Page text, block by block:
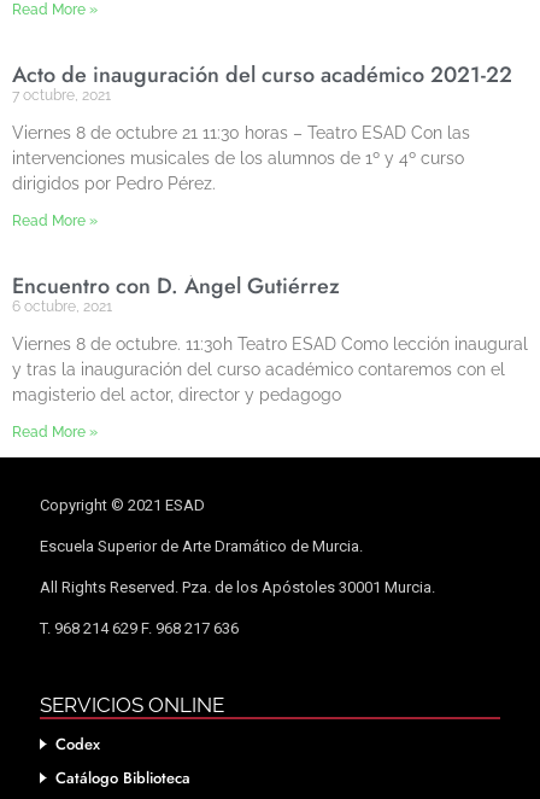
Read More »
Acto de inauguración del curso académico 2021-22
7 octubre, 2021
Viernes 8 de octubre 21 11:30 horas – Teatro ESAD Con las
intervenciones musicales de los alumnos de 1º y 4º curso
dirigidos por Pedro Pérez.
Read More »
Encuentro con D. Ángel Gutiérrez
6 octubre, 2021
Viernes 8 de octubre. 11:30h Teatro ESAD Como lección inaugural
y tras la inauguración del curso académico contaremos con el
magisterio del actor, director y pedagogo
Read More »
Copyright © 2021 ESAD
Escuela Superior de Arte Dramático de Murcia.
All Rights Reserved. Pza. de los Apóstoles 30001 Murcia.
T. 968 214 629 F. 968 217 636
SERVICIOS ONLINE
Codex
Catálogo Biblioteca